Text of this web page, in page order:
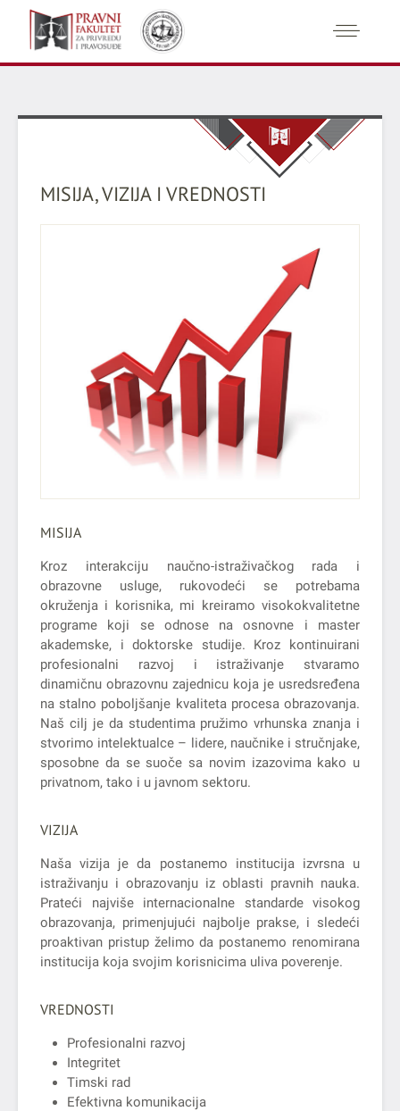
MISIJA, VIZIJA I VREDNOSTI
MISIJA
Kroz interakciju naučno-istraživačkog rada i
obrazovne usluge, rukovodeći se potrebama
okruženja i korisnika, mi kreiramo visokokvalitetne
programe koji se odnose na osnovne i master
akademske, i doktorske studije. Kroz kontinuirani
profesionalni razvoj i istraživanje stvaramo
dinamičnu obrazovnu zajednicu koja je usredsređena
na stalno poboljšanje kvaliteta procesa obrazovanja.
Naš cilj je da studentima pružimo vrhunska znanja i
stvorimo intelektualce – lidere, naučnike i stručnjake,
sposobne da se suoče sa novim izazovima kako u
privatnom, tako i u javnom sektoru.
VIZIJA
Naša vizija je da postanemo institucija izvrsna u
istraživanju i obrazovanju iz oblasti pravnih nauka.
Prateći najviše internacionalne standarde visokog
obrazovanja, primenjujući najbolje prakse, i sledeći
proaktivan pristup želimo da postanemo renomirana
institucija koja svojim korisnicima uliva poverenje.
VREDNOSTI
Profesionalni razvoj
Integritet
Timski rad
Efektivna komunikacija